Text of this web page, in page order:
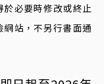
必要時修改或終止
站，不另行書面通